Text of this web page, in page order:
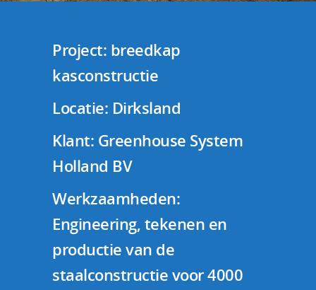
Project: breedkap
kasconstructie
Locatie: Dirksland
Klant: Greenhouse System
Holland BV
Werkzaamheden:
Engineering, tekenen en
productie van de
staalconstructie voor 4000